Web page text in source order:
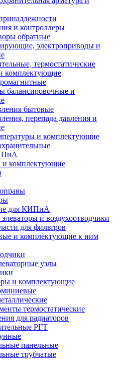
и контроллеры
обратные
электроприводы и
термостатические
комплектующие
балансировочные и
бытовые
перепада давления и
и комплектующие
и комплектующие
для КИПиА
и воздухоотводчики
для фильтров
и комплектующие к ним
узлы
и комплектующие
термостатические
для радиаторов
РГТ
панельные
трубчатые